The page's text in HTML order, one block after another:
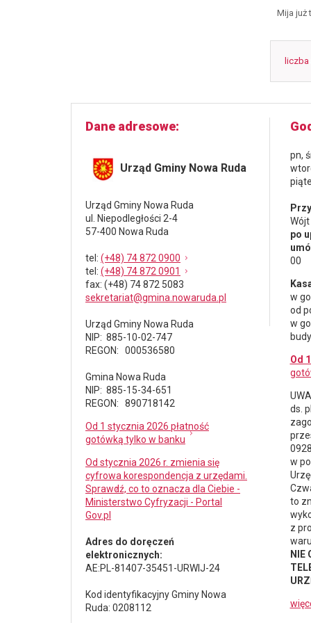
Mija już
Dane adresowe
Urząd Gminy Nowa Ruda
Urząd Gminy Nowa Ruda
ul. Niepodległości 2-4
57-400 Nowa Ruda
tel : (+48) 74 872 0900
tel : (+48) 74 872 0901
fax: (+48) 74 872 5083
sekretariat@gmina.nowaruda.pl
Urząd Gminy Nowa Ruda
NIP: 885-10-02-747
REGON: 000536580
Gmina Nowa Ruda
NIP: 885-15-34-651
REGON: 890718142
Od 1 stycznia 2026 płatność
gotówką tylko w banku
Od stycznia 2026 r. zmienia się
cyfrowa korespondencja z urzędami.
Sprawdź, co to oznacza dla Ciebie -
Ministerstwo Cyfryzacji - Portal
Gov.pl
Adres do doręczeń
elektronicznych:
AE:PL-81407-35451-URWIJ-24
Kod identyfikacyjny Gminy Nowa
Ruda: 0208112
pn,
po
00
w
od
w
Od
ds.
w
to
z
NIE